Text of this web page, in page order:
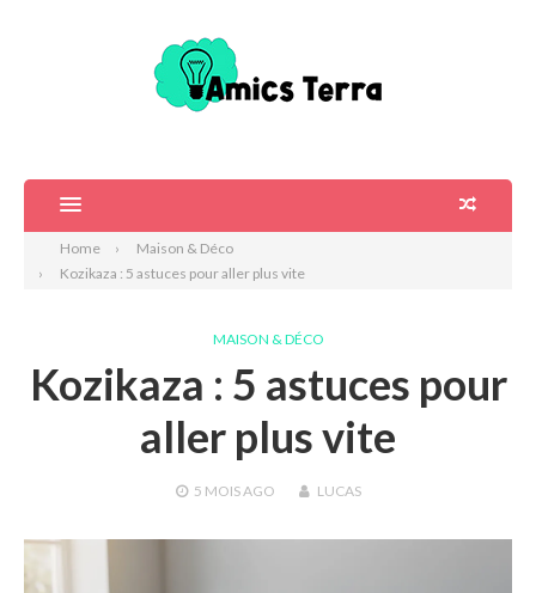
Home
Maison & Déco
Kozikaza : 5 astuces pour aller plus vite
MAISON & DÉCO
Kozikaza : 5 astuces pour
aller plus vite
5 MOISAGO LUCAS